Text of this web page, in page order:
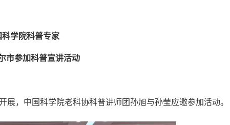
科学院科普专家
市参加科普宣讲活动
，中国科学院老科协科普讲师团孙旭与孙莹应邀参加活动。